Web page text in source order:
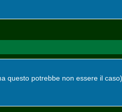
questo potrebbe non essere il